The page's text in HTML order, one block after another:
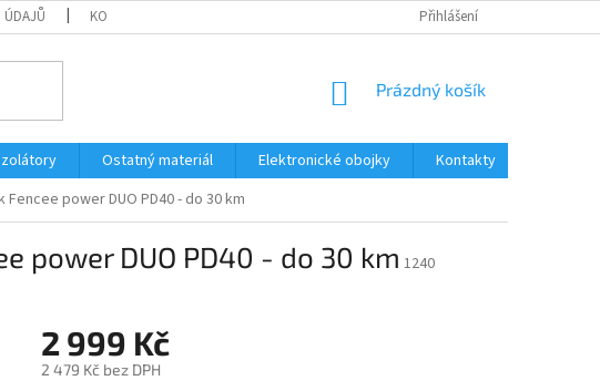
ÚDAJŮ KONTAKTY Přihlášení
NÁKUPNÍ
Prázdný košík
Ostatný materiál Elektronické obojky Kontakty
power DUO PD40 - do 30 km
power DUO PD40 - do 30 km 1240
2 999 Kč
2 479 Kč bez DPH